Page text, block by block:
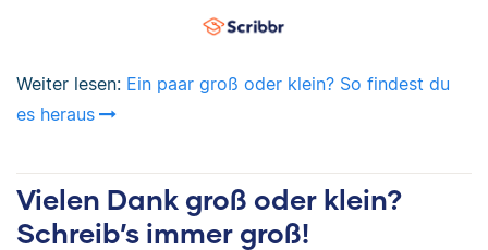
Weiter lesen: Ein paar groß oder klein? So findest du
es heraus
Vielen Dank groß oder klein?
Schreib’s immer groß!